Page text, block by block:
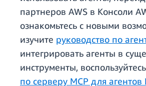
партнеров AWS в Консоли
ознакомьтесь с новыми
изучите руководство по
интегрировать агенты в
инструменты, воспользуйтесь
по серверу MCP для